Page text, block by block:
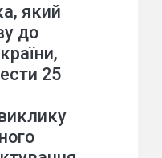
який
до
25